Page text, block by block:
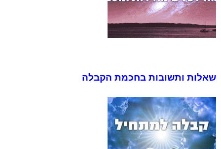
שאלות ותשובות בחכמת הקבלה